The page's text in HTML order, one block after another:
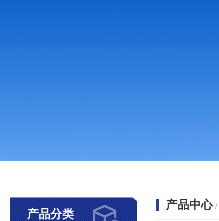
产品分类
产品中心 /